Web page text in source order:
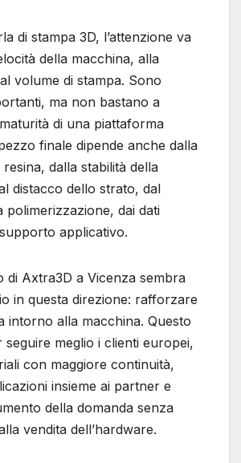
di stampa 3D, l’attenzione va
della macchina, alla
volume di stampa. Sono
ma non bastano a
di una piattaforma
finale dipende anche dalla
dalla stabilità della
distacco dello strato, dal
polimerizzazione, dai dati
applicativo.
di Axtra3D a Vicenza sembra
in questa direzione: rafforzare
intorno alla macchina. Questo
seguire meglio i clienti europei,
con maggiore continuità,
insieme ai partner e
della domanda senza
vendita dell’hardware.